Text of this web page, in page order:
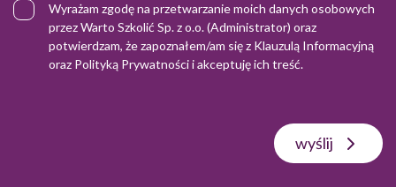
Wyrażam zgodę na przetwarzanie moich danych osobowych
przez Warto Szkolić Sp. z o.o. (Administrator) oraz
potwierdzam, że zapoznałem/am się z Klauzulą Informacyjną
oraz Polityką Prywatnościi akceptuję ich treść.
wyślij